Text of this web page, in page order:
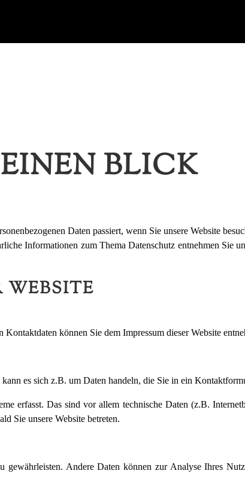
BLICK
Daten passiert, wenn Sie unsere Website
Informationen zum Thema Datenschutz entnehmen Sie
WEBSITE
können Sie dem Impressum dieser Website
es sich z.B. um Daten handeln, die Sie in ein
erfasst. Das sind vor allem technische Daten (z.B.
Sie unsere Website betreten.
Andere Daten können zur Analyse Ihres